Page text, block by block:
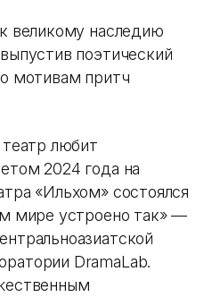
великому наследию
поэтический
мотивам притч
любит
2024 года на
«Ильхом» состоялся
мире устроено так» —
DramaLab.